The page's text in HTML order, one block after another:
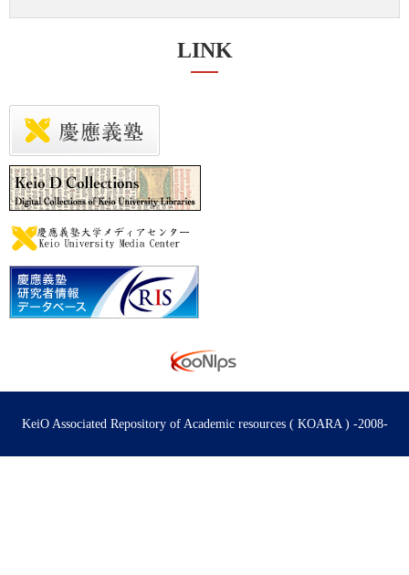
LINK
KeiO Associated Repository of Academic resources ( KOARA ) -2008-